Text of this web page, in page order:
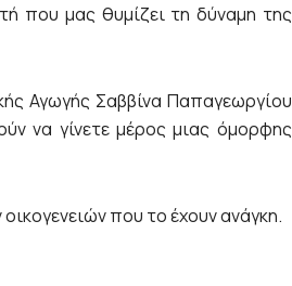
που μας θυμίζει τη δύναμη της
Αγωγής Σαββίνα Παπαγεωργίου
να γίνετε μέρος μιας όμορφης
που το έχουν ανάγκη.